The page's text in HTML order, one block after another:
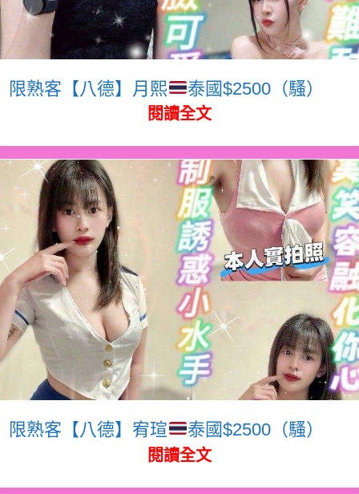
限熟客【八德】月熙 泰國$2500（騷）
閱讀全文
限熟客【八德】宥瑄 泰國$2500（騷）
閱讀全文